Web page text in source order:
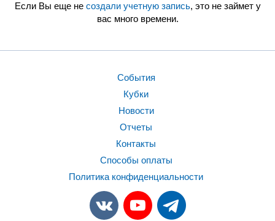
Если Вы еще не создали учетную запись, это не займет у
вас много времени.
События
Кубки
Новости
Отчеты
Контакты
Способы оплаты
Политика конфиденциальности